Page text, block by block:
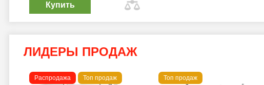
Купить
ЛИДЕРЫ ПРОДАЖ
Распродажа Топ продаж Топ продаж